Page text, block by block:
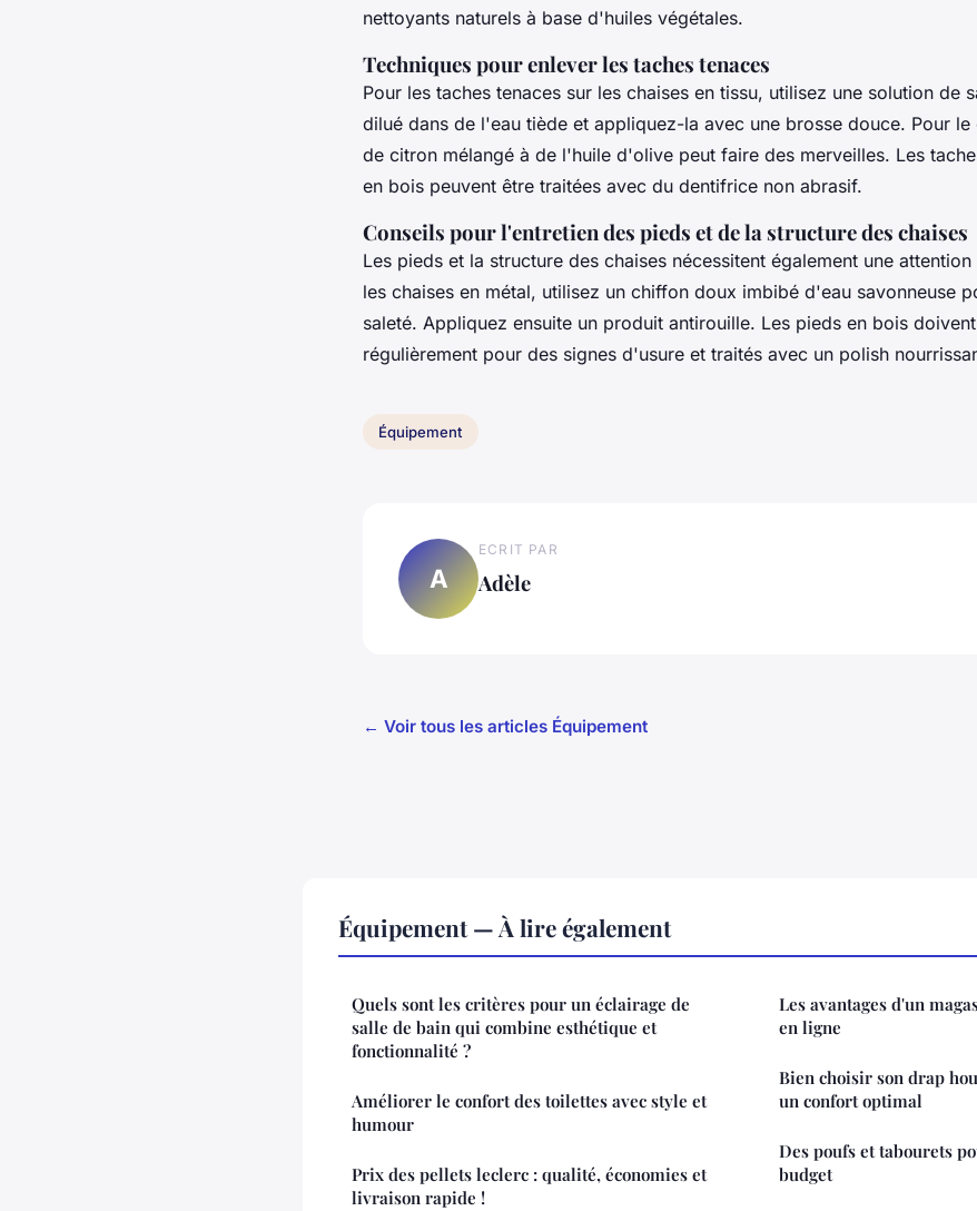
nettoyants naturels à base d'huiles végétales.
Techniques pour enlever les taches tenaces
Pour les taches tenaces sur les chaises en tissu, utilisez une solution de
dilué dans de l'eau tiède et appliquez-la avec une brosse douce. Pour le
de citron mélangé à de l'huile d'olive peut faire des merveilles. Les
en bois peuvent être traitées avec du dentifrice non abrasif.
Conseils pour l'entretien des pieds et de la structure des chaises
Les pieds et la structure des chaises nécessitent également une
les chaises en métal, utilisez un chiffon doux imbibé d'eau savonneuse
saleté. Appliquez ensuite un produit antirouille. Les pieds en bois
régulièrement pour des signes d'usure et traités avec un polish
Équipement
A
ECRIT PAR
Adèle
← Voir tous les articles Équipement
Équipement — À lire également
Quels sont les critères pour un éclairage de
salle de bain qui combine esthétique et
fonctionnalité ?
Améliorer le confort des toilettes avec style et
humour
Prix des pellets leclerc : qualité, économies et
livraison rapide !
Les avantages d'un
en ligne
Bien choisir son drap
un confort optimal
Des poufs et tabourets
budget